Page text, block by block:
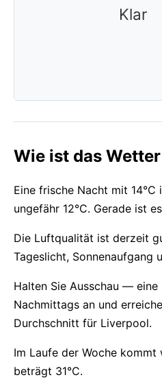
Klar
Wie ist das
Eine frische Nacht mit
ungefähr 12°C. Gerade ist
Die Luftqualität ist derzeit
Tageslicht, Sonnenaufgang
Halten Sie Ausschau — eine
Nachmittags an und
Durchschnitt für Liverpool.
Im Laufe der Woche
beträgt 31°C.